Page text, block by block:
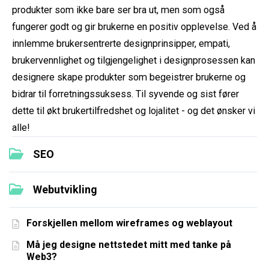
SEO
Webutvikling
Forskjellen mellom wireframes og weblayout
Må jeg designe nettstedet mitt med tanke på
Web3?
produkter som ikke bare ser bra ut, men som også
fungerer godt og gir brukerne en positiv opplevelse. Ved å
innlemme brukersentrerte designprinsipper, empati,
brukervennlighet og tilgjengelighet i designprosessen kan
designere skape produkter som begeistrer brukerne og
bidrar til forretningssuksess. Til syvende og sist fører
dette til økt brukertilfredshet og lojalitet - og det ønsker vi
alle!